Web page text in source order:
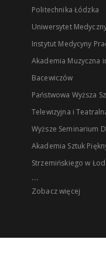
Politechnika Łódzka
Uniwersytet
Instytut Medycyny
Akademia Muzyczna
Bacewiczów
Państwowa Wyższa
Telewizyjna i
Wyższe Seminarium
Akademia Sztuk
Strzemińskiego w
...
Zobacz więcej